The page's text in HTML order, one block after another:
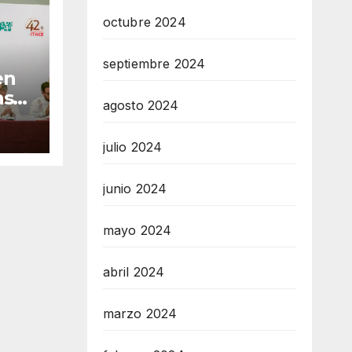
de
octubre 2024
septiembre 2024
agosto 2024
julio 2024
junio 2024
mayo 2024
abril 2024
marzo 2024